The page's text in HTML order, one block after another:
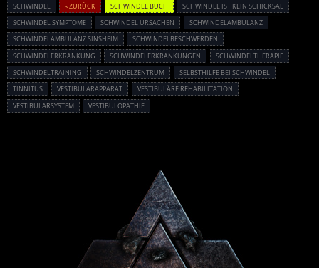
SCHWINDEL
« ZURÜCK SCHWINDEL BUCH
SCHWINDEL IST KEIN SCHICKSAL
SCHWINDEL SYMPTOME
SCHWINDEL URSACHEN
SCHWINDELAMBULANZ
SCHWINDELAMBULANZ SINSHEIM
SCHWINDELBESCHWERDEN
SCHWINDELERKRANKUNG
SCHWINDELERKRANKUNGEN
SCHWINDELTHERAPIE
SCHWINDELTRAINING
SCHWINDELZENTRUM
SELBSTHILFE BEI SCHWINDEL
TINNITUS
VESTIBULARAPPARAT
VESTIBULÄRE REHABILITATION
VESTIBULARSYSTEM
VESTIBULOPATHIE
Powered By :